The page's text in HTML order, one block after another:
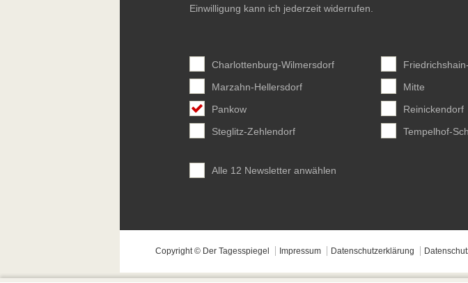
Einwilligung kann ich jederzeit widerrufen.
Charlottenburg-Wilmersdorf
Marzahn-Hellersdorf
Mitte
Pankow
Reinickendorf
Steglitz-Zehlendorf
Tempelhof-
Alle 12 Newsletter anwählen
Copyright © Der Tagesspiegel Impressum Datenschutzerklärung